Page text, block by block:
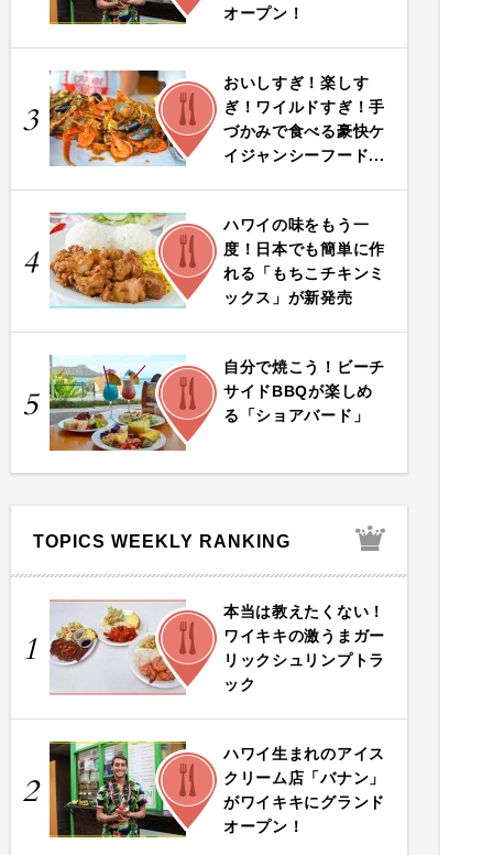
オープン！
3
FOOD
おいしすぎ！楽しす
ぎ！ワイルドすぎ！手
づかみで食べる豪快ケ
イジャンシーフード...
4
FOOD
ハワイの味をもう一
度！日本でも簡単に作
れる「もちこチキンミ
ックス」が新発売
5
FOOD
自分で焼こう！ビーチ
サイドBBQが楽しめ
る「ショアバード」
TOPICS WEEKLY RANKING
1
FOOD
本当は教えたくない！
ワイキキの激うまガー
リックシュリンプトラ
ック
2
FOOD
ハワイ生まれのアイス
クリーム店「バナン」
がワイキキにグランド
オープン！